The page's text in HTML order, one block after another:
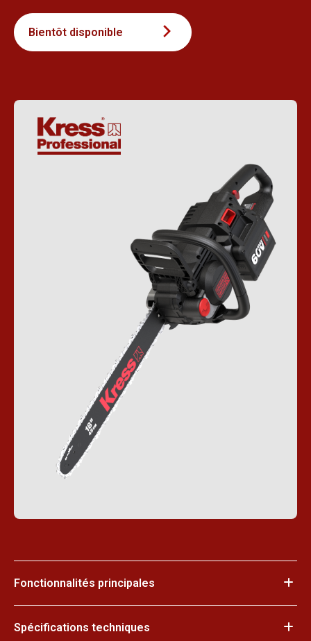
Bientôt disponible
Fonctionnalités principales
Spécifications techniques